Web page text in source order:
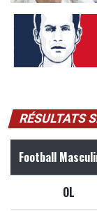
RÉSULTATS
Football
OL